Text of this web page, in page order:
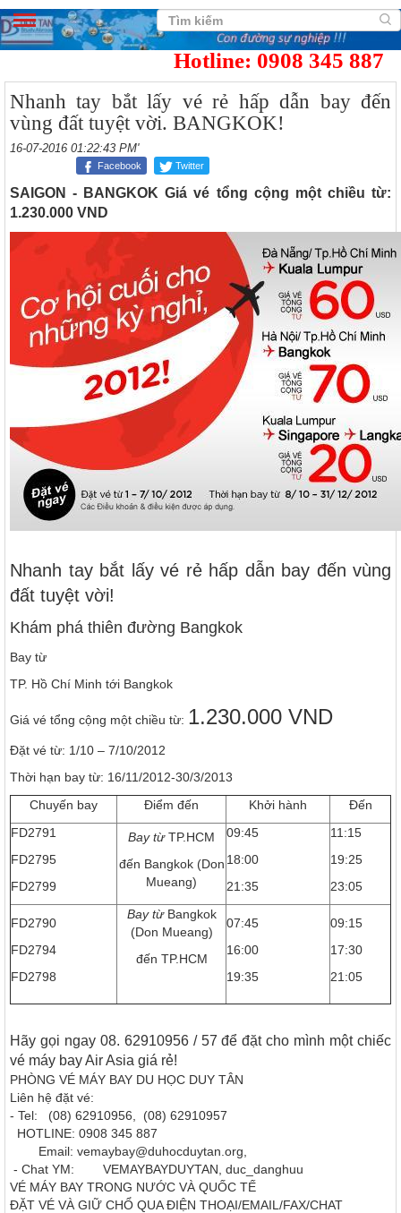
Hotline: 0908 345 887
Nhanh tay bắt lấy vé rẻ hấp dẫn bay đến
vùng đất tuyệt vời. BANGKOK!
16-07-2016 01:22:43 PM'
Facebook Twitter
SAIGON - BANGKOK Giá vé tổng cộng một chiều từ:
1.230.000 VND
Nhanh tay bắt lấy vé rẻ hấp dẫn bay đến vùng
đất tuyệt vời!
Khám phá thiên đường Bangkok
Bay từ
TP. Hồ Chí Minh tới Bangkok
Giá vé tổng cộng một chiều từ: 1.230.000 VND
Đặt vé từ: 1/10 – 7/10/2012
Thời hạn bay từ: 16/11/2012-30/3/2013
Chuyến bay
Điểm đến Khởi hành
Đến
FD2791
FD2795
FD2799
Bay từTP.HCM
đến Bangkok (Don
Mueang)
09:45
18:00
21:35
11:15
19:25
23:05
FD2790
FD2794
FD2798
Bay từBangkok
(Don Mueang)
đến TP.HCM
07:45
16:00
19:35
09:15
17:30
21:05
Hãy gọi ngay 08. 62910956 / 57 để đặt cho mình một chiếc
vé máy bay Air Asia giá rẻ!
PHÒNG VÉ MÁY BAY DU HỌC DUY TÂN
Liên hệ đặt vé:
- Tel: (08) 62910956, (08) 62910957
HOTLINE: 0908 345 887
Email: vemaybay@duhocduytan.org,
- Chat YM: VEMAYBAYDUYTAN, duc_danghuu
VÉ MÁY BAY TRONG NƯỚC VÀ QUỐC TẾ
ÐẶT VÉ VÀ GIỮ CHỔ QUA ÐIỆN THOẠI/EMAIL/FAX/CHAT